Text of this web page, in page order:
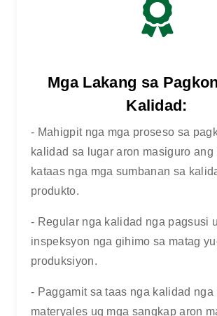
Mga Lakang sa
Kalidad:
- Mahigpit nga mga proseso sa
kalidad sa lugar aron masiguro ang
kataas nga mga sumbanan sa
produkto.
- Regular nga kalidad nga pagsusi
inspeksyon nga gihimo sa matag
produksiyon.
- Paggamit sa taas nga kalidad nga
materyales ug mga sangkap aron